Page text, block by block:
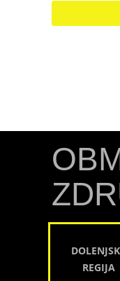
REGIJA